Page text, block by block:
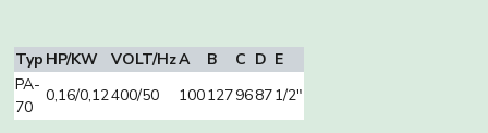
Typ HP/KW VOLT/HzA B C D E
PA-
70
0,16/0,12400/50 10012796871/2″